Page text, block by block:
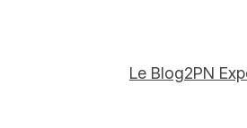
Le Blog2PN